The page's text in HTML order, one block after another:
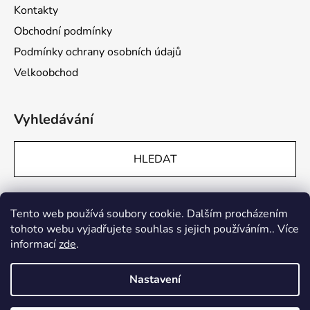
Tento web používá soubory cookie. Dalším procházením
tohoto webu vyjadřujete souhlas s jejich používáním.. Více
informacízde.
Nastavení
Kontakty
Obchodní podmínky
Podmínky ochrany osobních údajů
Velkoobchod
Vyhledávání
HLEDAT
Přijímáme online platby